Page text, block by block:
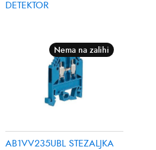
DETEKTOR
Nema na zalihi
AB1VV235UBL STEZALJKA